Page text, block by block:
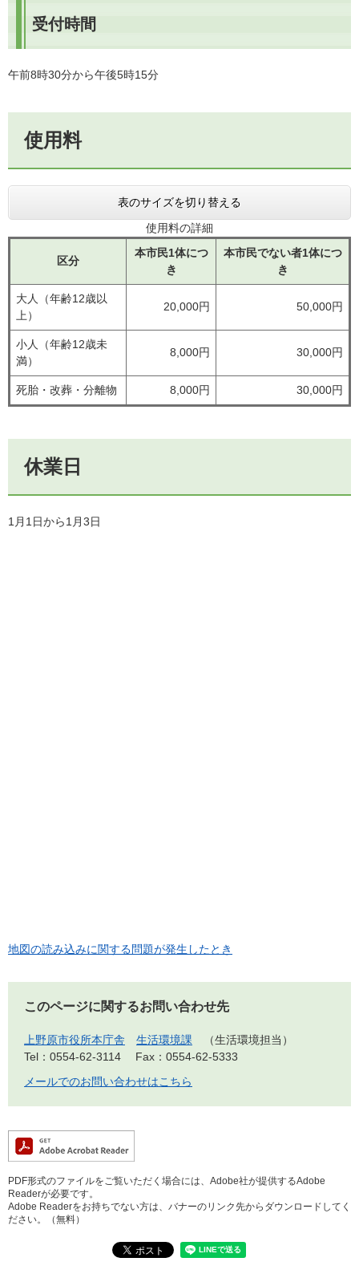
受付時間
午前8時30分から午後5時15分
使用料
表のサイズを切り替える
使用料の詳細
区分
本市民1体につ
き
本市民でない者1体につ
き
大人（年齢12歳以
上）
20,000円 50,000円
小人（年齢12歳未
満）
8,000円 30,000円
死胎・改葬・分離物 8,000円 30,000円
休業日
1月1日から1月3日
地図の読み込みに関する問題が発生したとき
このページに関するお問い合わせ先
上野原市役所本庁舎 生活環境課
生活環境担当
Tel：0554-62-3114
Fax：0554-62-5333
メールでのお問い合わせはこちら
PDF形式のファイルをご覧いただく場合には、Adobe社が提供するAdobe
Readerが必要です。
Adobe Readerをお持ちでない方は、バナーのリンク先からダウンロードしてく
ださい。（無料）